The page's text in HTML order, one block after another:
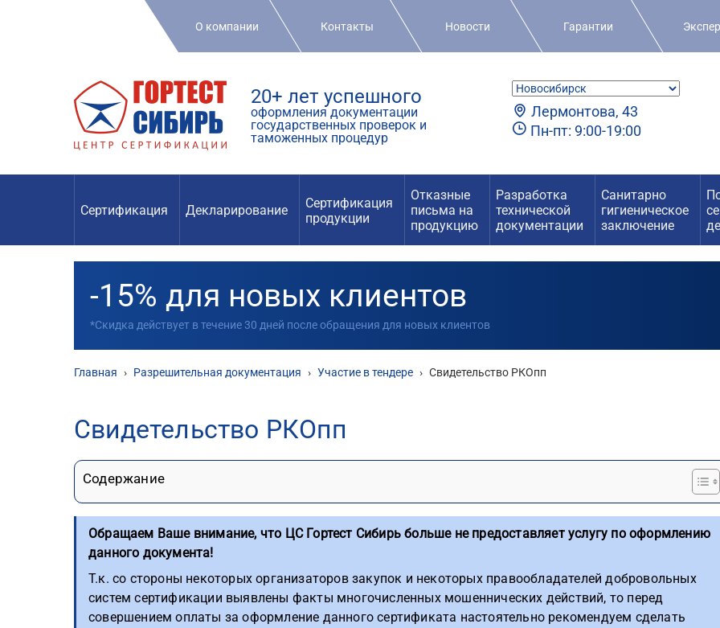
О компании Контакты Новости Гарантии
20+ лет успешного
оформления документации
государственных проверок и
таможенных процедур
Лермонтова, 43
Пн-пт: 9:00-19:00
Сертификация Декларирование
Сертификация
продукции
Отказные
письма на
продукцию
Разработка
технической
документации
Санитарно
гигиеническое
заключение
-15% для новых клиентов
*Скидка действует в течение 30 дней после обращения для новых клиентов
Главная › Разрешительная документация › Участие в тендере › Свидетельство РКОпп
Свидетельство РКОпп
Содержание
Обращаем Ваше внимание, что ЦС Гортест Сибирь больше не предоставляет услугу по оформлению
данного документа!
Т.к. со стороны некоторых организаторов закупок и некоторых правообладателей добровольных
систем сертификации выявлены факты многочисленных мошеннических действий, то перед
совершением оплаты за оформление данного сертификата настоятельно рекомендуем сделать